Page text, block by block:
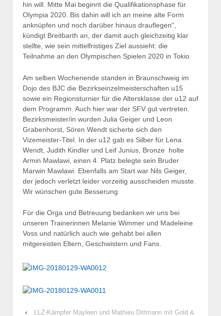
hin will. Mitte Mai beginnt die Qualifikationsphase für
Olympia 2020. Bis dahin will ich an meine alte Form
anknüpfen und noch darüber hinaus drauflegen“,
kündigt Breitbarth an, der damit auch gleichzeitig klar
stellte, wie sein mittelfristiges Ziel aussieht: die
Teilnahme an den Olympischen Spielen 2020 in Tokio.
Am selben Wochenende standen in Braunschweig im
Dojo des BJC die Bezirkseinzelmeisterschaften u15
sowie ein Regionsturnier für die Altersklasse der u12 auf
dem Programm. Auch hier war der SFV gut vertreten.
Bezirksmeister/in wurden Julia Geiger und Leon
Grabenhorst, Sören Wendt sicherte sich den
Vizemeister-Titel. In der u12 gab es Silber für Lena
Wendt, Judith Kindler und Leif Junius, Bronze holte
Armin Mawlawi, einen 4. Platz belegte sein Bruder
Marwin Mawlawi. Ebenfalls am Start war Nils Geiger,
der jedoch verletzt leider vorzeitig ausscheiden musste.
Wir wünschen gute Besserung.
Für die Orga und Betreuung bedanken wir uns bei
unseren Trainerinnen Melanie Wimmer und Madeleine
Voss und natürlich auch wie gehabt bei allen
mitgereisten Eltern, Geschwistern und Fans.
‹ LLZ-Kämpfer Mayleen und Mathieu Dittmann mit Gold &